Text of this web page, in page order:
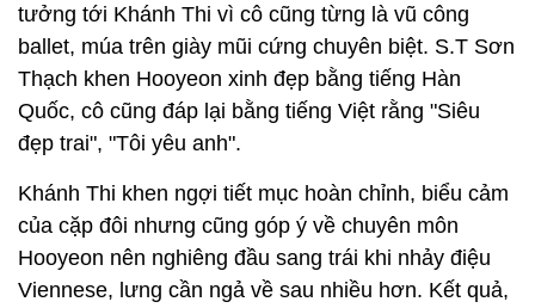
tưởng tới Khánh Thi vì cô cũng từng là vũ công
ballet, múa trên giày mũi cứng chuyên biệt. S.T Sơn
Thạch khen Hooyeon xinh đẹp bằng tiếng Hàn
Quốc, cô cũng đáp lại bằng tiếng Việt rằng "Siêu
đẹp trai", "Tôi yêu anh".
Khánh Thi khen ngợi tiết mục hoàn chỉnh, biểu cảm
của cặp đôi nhưng cũng góp ý về chuyên môn
Hooyeon nên nghiêng đầu sang trái khi nhảy điệu
Viennese, lưng cần ngả về sau nhiều hơn. Kết quả,